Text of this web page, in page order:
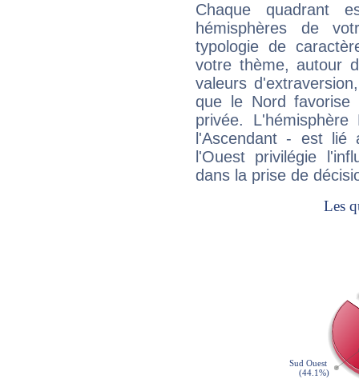
Chaque quadrant
hémisphères de
typologie de
votre thème, autour
valeurs
que le Nord favorise
privée.
l'Ascendant - est
l'Ouest privilégie
dans la prise de